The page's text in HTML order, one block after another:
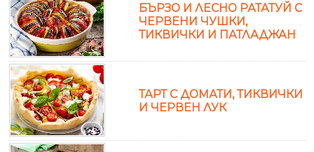
БЪРЗО И ЛЕСНО РАТАТУЙ С
ЧЕРВЕНИ ЧУШКИ,
ТИКВИЧКИ И ПАТЛАДЖАН
ТАРТ С ДОМАТИ, ТИКВИЧКИ
И ЧЕРВЕН ЛУК